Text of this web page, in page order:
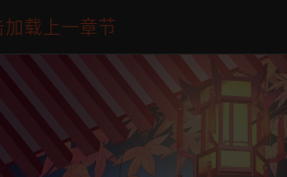
加载上一章节